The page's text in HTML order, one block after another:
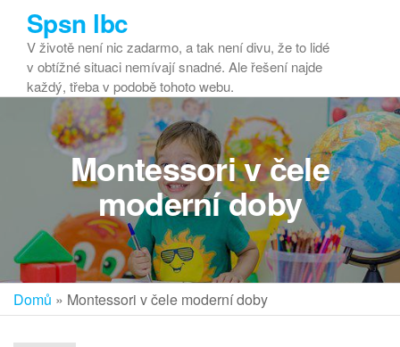
Přeskočit
obsah
Spsn lbc
V životě není nic zadarmo, a tak není divu, že to lidé
v obtížné situaci nemívají snadné. Ale řešení najde
každý, třeba v podobě tohoto webu.
Montessori v čele
moderní doby
Domů » Montessori v čele moderní doby